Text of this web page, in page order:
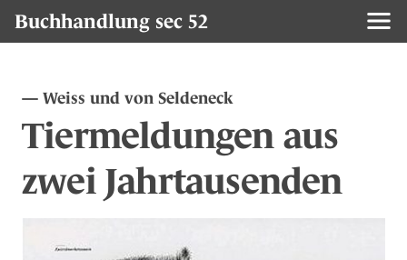
Buchhandlung sec 52
Weiss und von Seldeneck
Tiermeldungen aus
zwei Jahrtausenden